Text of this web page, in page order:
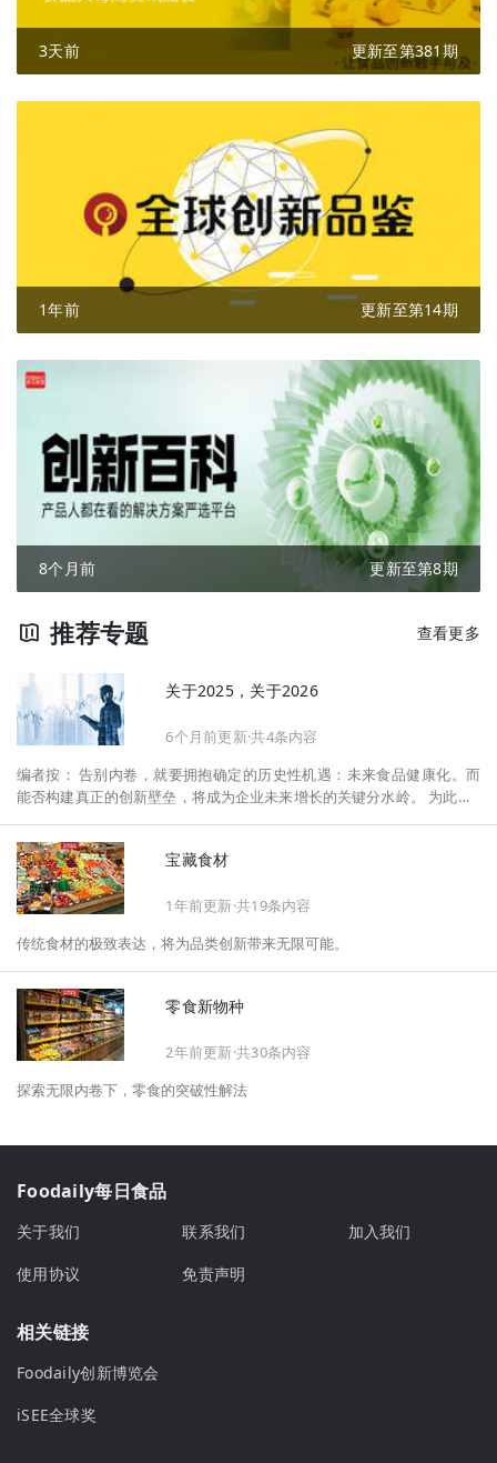
3天前 更新至第381期
1年前 更新至第14期
8个月前 更新至第8期
推荐专题 查看更多
关于2025，关于2026
6个月前更新·共4条内容
编者按： 告别内卷，就要拥抱确定的历史性机遇：未来食品健康化。而
能否构建真正的创新壁垒，将成为企业未来增长的关键分水岭。 为此，F
将以“创新产品”透视“未来机会”，以全球视野探寻中国机遇、增长解法，
拆解年度标杆的增长逻辑与谋篇布局，深挖“药食同源”“低GI”“老龄营
养”“清洁标签”等热门赛道的爆品基因，从趋势预判、品类创新、未来增长
机会、企业战略布局以及渠道变革等，为行业提供务实、前瞻的开年创新
宝藏食材
1年前更新·共19条内容
传统食材的极致表达，将为品类创新带来无限可能。
零食新物种
2年前更新·共30条内容
探索无限内卷下，零食的突破性解法
Foodaily每日食品
关于我们 联系我们
加入我们
使用协议
免责声明
相关链接
Foodaily创新博览会
iSEE全球奖